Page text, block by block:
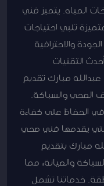
المياه. يتميز فني
تلبي احتياجات
والاحترافية
التقنيات
مبارك تقديم
الصحي والسباكة.
في الحفاظ على كفاءة
يقدمها فني صحي
مبارك بتقديم
والصيانة، مما
خدماتنا تشمل